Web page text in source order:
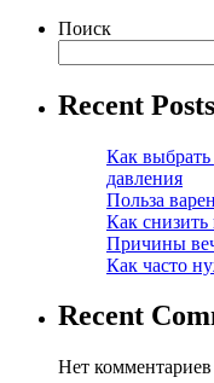
Поиск
Recent Posts
Как
давления
Польза
Как снизить
Причины
Как часто
Recent
Нет